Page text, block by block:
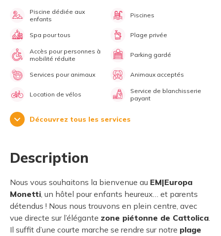
Piscine dédiée aux
enfants
Piscines
Spa pour tous Plage privée
Accès pour personnes à
mobilité réduite
Parking gardé
Services pour animaux Animaux acceptés
Location de vélos
Service de blanchisserie
payant
Découvrez tous les services
Description
Nous vous souhaitons la bienvenue au EM|Europa
Monetti, un hôtel pour enfants heureux… et parents
détendus ! Nous nous trouvons en plein centre, avec
vue directe sur l’élégante zone piétonne de Cattolica.
Il suffit d’une courte marche se rendre sur notre plage